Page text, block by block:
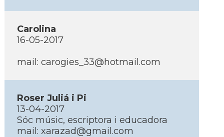
Carolina
16-05-2017
mail: carogies_33@hotmail.com
Roser Juliá i Pi
13-04-2017
Sóc músic, escriptora i educadora
mail: xarazad@gmail.com